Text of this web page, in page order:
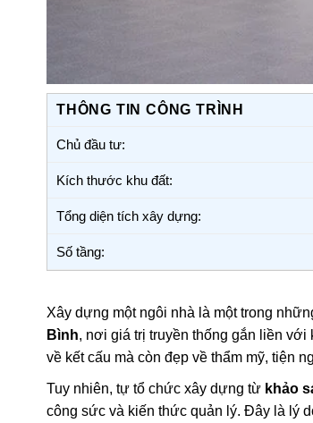
THÔNG TIN CÔNG TRÌNH
Chủ đầu tư:
Kích thước khu đất:
Tổng diện tích xây dựng:
Số tầng:
Xây dựng một ngôi nhà là một trong
Bình, nơi giá trị truyền thống gắn liền
về kết cấu mà còn đẹp về thẩm mỹ, tiện
Tuy nhiên, tự tổ chức xây dựng từ khảo
công sức và kiến thức quản lý. Đây là lý